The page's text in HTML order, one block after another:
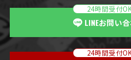
24時間受付
LINEお問い
24時間受付